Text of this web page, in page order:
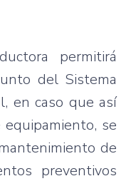
permitirá
del Sistema
, en caso que así
equipamiento, se
de
preventivos